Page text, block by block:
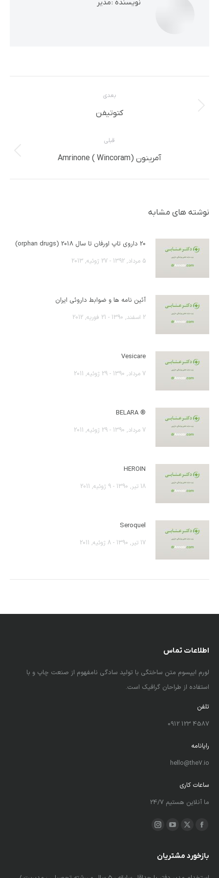
نویسنده :مدیر
قبلی
پست
آمرینون (Amrinone ( Wincoram
بعدی
نوشته
کتوتیفن
نوشته های مشابه
20 داروی تاپ اورفان تا سال 2018 (orphan drugs)
5 مرداد, 1392 - 27 ژوئیه, 2013
آئین نامه ها و ضوابط داروئی ایران
2 اسفند, 1390 - 21 فوریه, 2012
Vesicare
7 مرداد, 1390 - 29 ژوئیه, 2011
® BELARA
7 مرداد, 1390 - 29 ژوئیه, 2011
HEROIN
18 تیر, 1390 - 9 ژوئیه, 2011
Seroquel
17 تیر, 1390 - 8 ژوئیه, 2011
اطلاعات تماس
لورم ایپسوم متن ساختگی با تولید سادگی نامفهوم از صنعت چاپ و با
استفاده از طراحان گرافیک است.
تلفن
4587 123 0912
رایانامه
hello@the7.io
ساعات کاری
ما آنلاین هستیم 24/7
ما را دنبال کنید در:
فیسبوک
کردن
X
کردن
یوتیوب
کردن
اینستاگرام
کردنبازخورد مشتریان